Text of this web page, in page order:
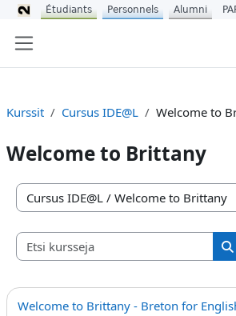
Kurssit Cursus IDE@L Welcome to
Welcome to Brittany
Kurssikategoriat
Welcome to Brittany - Breton for
Étudiants Personnels Alumni